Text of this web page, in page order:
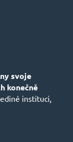
svoje
konečně
instituci,